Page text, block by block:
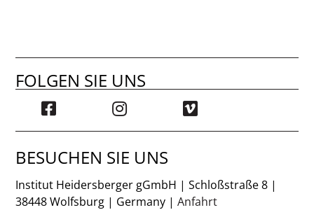
FOLGEN SIE UNS
BESUCHEN SIE UNS
Institut Heidersberger gGmbH | Schloßstraße 8 |
38448 Wolfsburg | Germany |Anfahrt